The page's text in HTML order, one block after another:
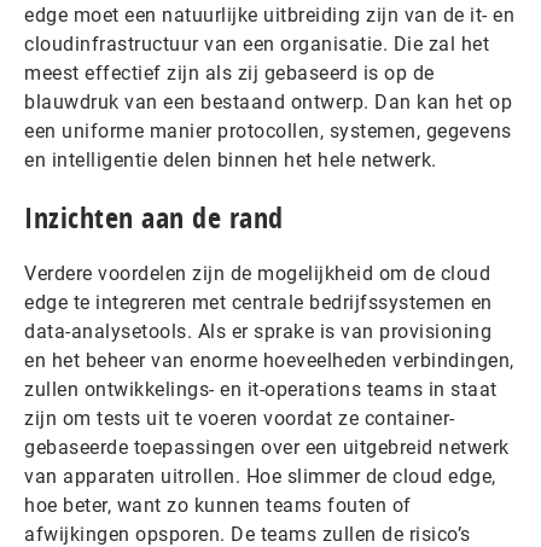
edge moet een natuurlijke uitbreiding zijn van de it- en
cloudinfrastructuur van een organisatie. Die zal het
meest effectief zijn als zij gebaseerd is op de
blauwdruk van een bestaand ontwerp. Dan kan het op
een uniforme manier protocollen, systemen, gegevens
en intelligentie delen binnen het hele netwerk.
Inzichten aan de rand
Verdere voordelen zijn de mogelijkheid om de cloud
edge te integreren met centrale bedrijfssystemen en
data-analysetools. Als er sprake is van provisioning
en het beheer van enorme hoeveelheden verbindingen,
zullen ontwikkelings- en it-operations teams in staat
zijn om tests uit te voeren voordat ze container-
gebaseerde toepassingen over een uitgebreid netwerk
van apparaten uitrollen. Hoe slimmer de cloud edge,
hoe beter, want zo kunnen teams fouten of
afwijkingen opsporen. De teams zullen de risico’s